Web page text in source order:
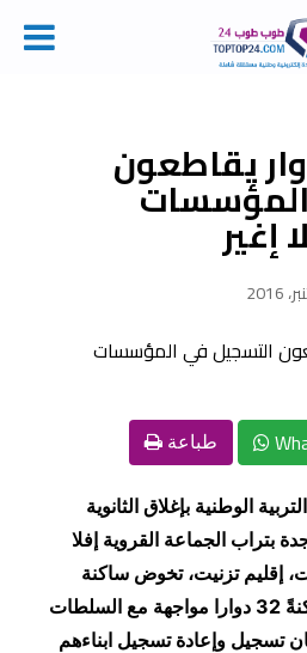
:32 دوار يقاطعون
إغير
طباعة
الوطنية بإغلاق الثانوية
بتراب الجماعة القروية إفلا
إقليم تزنيت، تخوض ساكنة
الجماعة والمكونة من ساكنةً 32 دوارا مواجهة مع السلطات
تسجيل وإعادة تسجيل ابناءهم